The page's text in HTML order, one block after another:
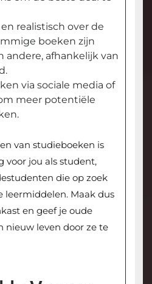
realistisch over de
boeken zijn
andere, afhankelijk van
via sociale media of
meer potentiële
van studieboeken is
voor jou als student,
die op zoek
leermiddelen. Maak dus
en geef je oude
nieuw leven door ze te